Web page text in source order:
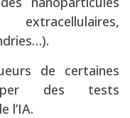
de certaines
des tests
l’IA.